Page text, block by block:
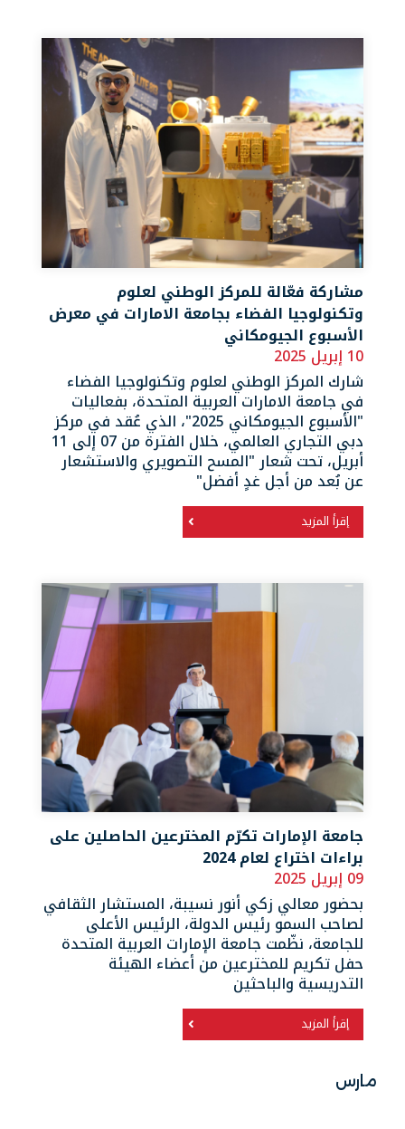
مشاركة فعّالة للمركز الوطني لعلوم
وتكنولوجيا الفضاء بجامعة الامارات في معرض
الأسبوع الجيومكاني
10 إبريل 2025
شارك المركز الوطني لعلوم وتكنولوجيا الفضاء
في جامعة الامارات العربية المتحدة، بفعاليات
"الأسبوع الجيومكاني 2025"، الذي عُقد في مركز
دبي التجاري العالمي، خلال الفترة من 07 إلى 11
أبريل، تحت شعار "المسح التصويري والاستشعار
عن بُعد من أجل غدٍ أفضل"
إقرأ المزيد
جامعة الإمارات تكرّم المخترعين الحاصلين على
براءات اختراع لعام 2024
09 إبريل 2025
بحضور معالي زكي أنور نسيبة، المستشار الثقافي
لصاحب السمو رئيس الدولة، الرئيس الأعلى
للجامعة، نظّمت جامعة الإمارات العربية المتحدة
حفل تكريم للمخترعين من أعضاء الهيئة
التدريسية والباحثين
إقرأ المزيد
مارس